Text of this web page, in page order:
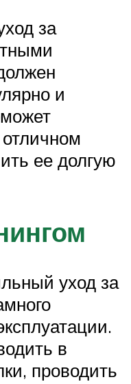
за
и
ее долгую
уход за
в
проводить